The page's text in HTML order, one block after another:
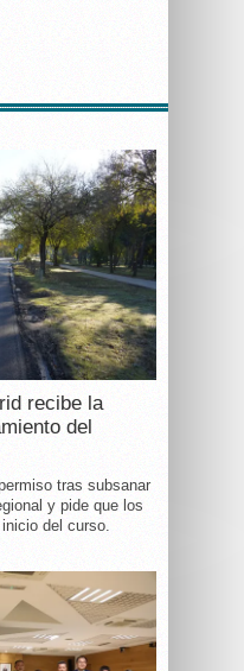
recibe la
del
tras subsanar
y pide que los
del curso.